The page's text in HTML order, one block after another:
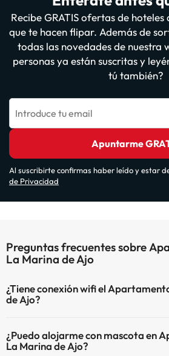
Recibe GRATIS ofertas de hoteles
que te hacen flipar. Además de
todas las novedades de nuestra
personas ya están suscritas y
tú también?
Introduce tu email
Apuntarme
Al suscribirte confirmas haber leído y estar
de Privacidad
Preguntas frecuentes sobre
La Marina de Ajo
¿Tiene conexión wifi el
de Ajo?
¿Puedo alojarme con mascota en
La Marina de Ajo?